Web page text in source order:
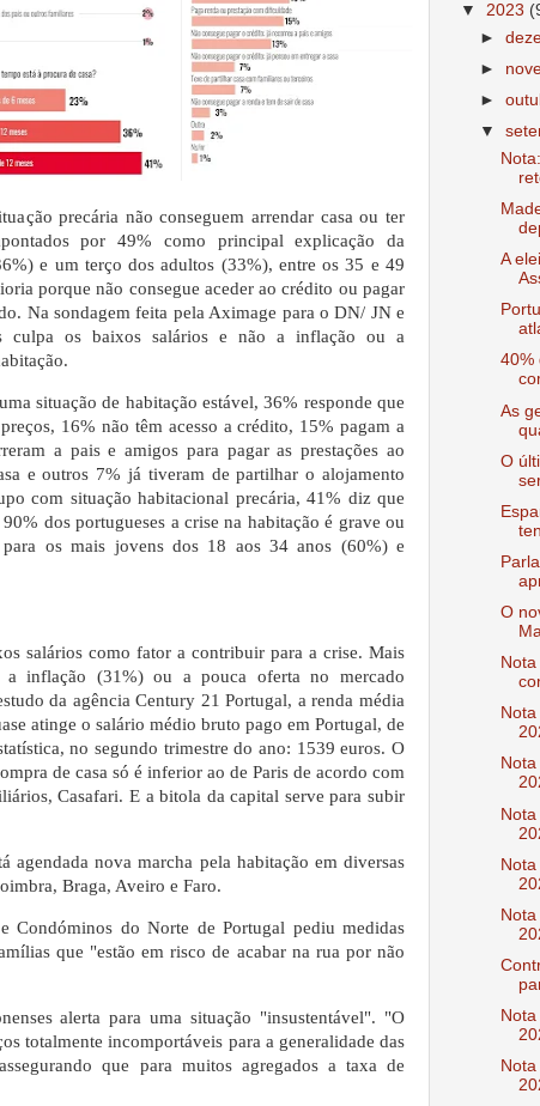
precária não conseguem arrendar casa ou ter
por 49% como principal explicação da
e um terço dos adultos (33%), entre os 35 e 49
porque não consegue aceder ao crédito ou pagar
Na sondagem feita pela Aximage para o DN/ JN e
culpa os baixos salários e não a inflação ou a
situação de habitação estável, 36% responde que
16% não têm acesso a crédito, 15% pagam a
a pais e amigos para pagar as prestações ao
e outros 7% já tiveram de partilhar o alojamento
com situação habitacional precária, 41% diz que
90% dos portugueses a crise na habitação é grave ou
os mais jovens dos 18 aos 34 anos (60%) e
salários como fator a contribuir para a crise. Mais
inflação (31%) ou a pouca oferta no mercado
da agência Century 21 Portugal, a renda média
atinge o salário médio bruto pago em Portugal, de
no segundo trimestre do ano: 1539 euros. O
de casa só é inferior ao de Paris de acordo com
Casafari. E a bitola da capital serve para subir
agendada nova marcha pela habitação em diversas
Braga, Aveiro e Faro.
Condóminos do Norte de Portugal pediu medidas
que "estão em risco de acabar na rua por não
alerta para uma situação "insustentável". "O
totalmente incomportáveis para a generalidade das
que para muitos agregados a taxa de
▼ 2023
►
►
►
▼
A
40%
As
O
O